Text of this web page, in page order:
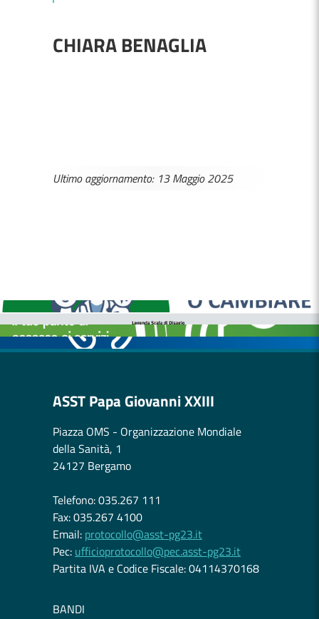
CHIARA BENAGLIA
Ultimo aggiornamento: 13 Maggio 2025
BOLLETTINI DISAGIO DA CALORE
CASE DI COMUNITÀ
OSPEDALE DI COMUNITÀ
ASST Papa Giovanni XXIII
Piazza OMS - Organizzazione Mondiale
della Sanità, 1
24127 Bergamo
Telefono: 035.267 111
Fax: 035.267 4100
Email: protocollo@asst-pg23.it
Pec: ufficioprotocollo@pec.asst-pg23.it
Partita IVA e Codice Fiscale: 04114370168
BANDI